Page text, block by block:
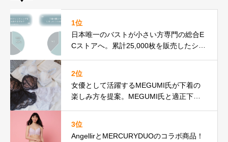
1位
日本唯一のバストが小さい方専門の総合E
Cストアへ。累計25,000枚を販売したシン
2位
女優として活躍するMEGUMI氏が下着の
楽しみ方を提案。MEGUMI氏と適正下着®
3位
AngellirとMERCURYDUOのコラボ商品！